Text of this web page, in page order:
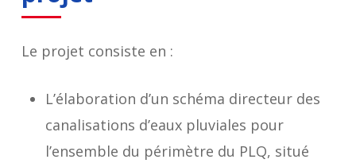
Le projet consiste en :
L’élaboration d’un schéma directeur des
canalisations d’eaux pluviales pour
l’ensemble du périmètre du PLQ, situé